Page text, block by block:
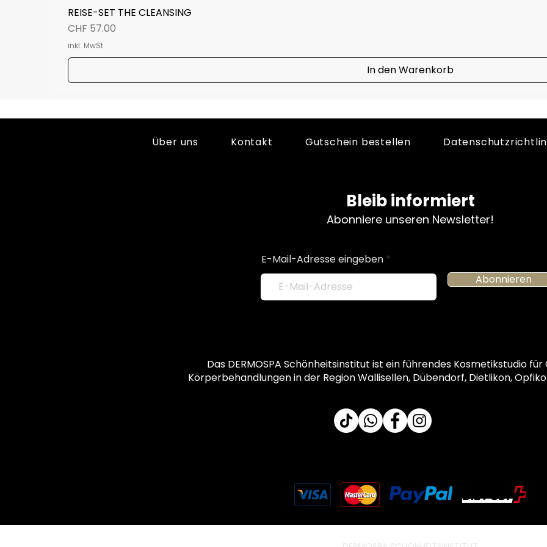
REISE-SET THE CLEANSING
Preis
CHF 57.00
inkl. MwSt
In den Warenkorb
Über uns Kontakt Gutschein bestellen
Bleib informiert
Abonniere unseren Newsletter!
E-Mail-Adresse eingeben
Abonnieren
Das DERMOSPA Schönheitsinstitut ist ein führendes Kosmetikstudio
Körperbehandlungen in der Region Wallisellen, Dübendorf, Dietlikon,